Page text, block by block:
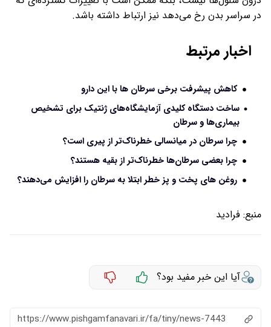
در سراسر بدن رخ می‌دهد نیز ارتباط داشته باشد.
اخبار مرتبط
کاهش پیشرفت برخی سرطان ها با این دارو
ساخت دستگاه کلیدی آزمایشگاه‌های ژنتیک برای تشخیص
بیماری‌ها و سرطان
چرا سرطان در میانسالی خطرناک‌تر از پیری است؟
چرا بعضی سرطان‌ها خطرناک‌تر از بقیه هستند؟
روغن های پخت و پز خطر ابتلا به سرطان را افزایش می‌دهند؟
منبع: فرادید
آیا این خبر مفید بود؟
https://www.pishgamfanavari.ir/fa/tiny/news-7443